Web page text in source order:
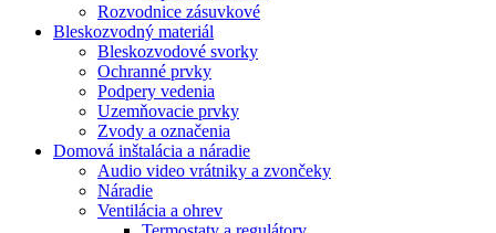
Rozvodnice zásuvkové
Bleskozvodný materiál
Bleskozvodové svorky
Ochranné prvky
Podpery vedenia
Uzemňovacie prvky
Zvody a označenia
Domová inštalácia a náradie
Audio video vrátniky a zvončeky
Náradie
Ventilácia a ohrev